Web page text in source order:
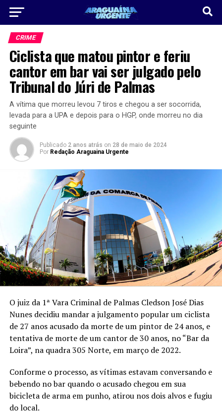
CRIME
Ciclista que matou pintor e feriu
cantor em bar vai ser julgado pelo
Tribunal do Júri de Palmas
A vítima que morreu levou 7 tiros e chegou a ser socorrida,
levada para a UPA e depois para o HGP, onde morreu no dia
seguinte
Publicado 2 anos atrás on 28 de maio de 2024
Por Redação Araguaina Urgente
O juiz da 1ª Vara Criminal de Palmas Cledson José Dias
Nunes decidiu mandar a julgamento popular um ciclista
de 27 anos acusado da morte de um pintor de 24 anos, e
tentativa de morte de um cantor de 30 anos, no “Bar da
Loira”, na quadra 305 Norte, em março de 2022.
Conforme o processo, as vítimas estavam conversando e
bebendo no bar quando o acusado chegou em sua
bicicleta de arma em punho, atirou nos dois alvos e fugiu
do local.